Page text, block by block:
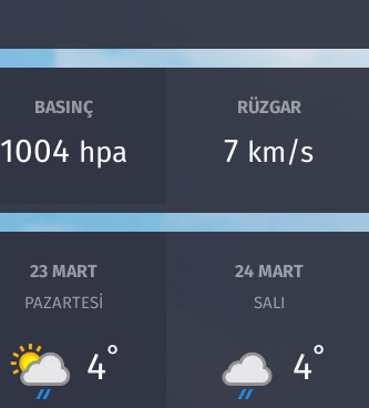
BASINÇ
1004 hpa
RÜZGAR
7 km/s
23 MART
PAZARTESI
4°
24 MART
SALI
4°